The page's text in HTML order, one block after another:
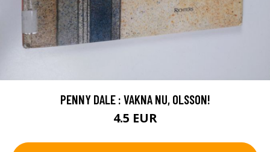
PENNY DALE : VAKNA NU, OLSSON!
4.5 EUR